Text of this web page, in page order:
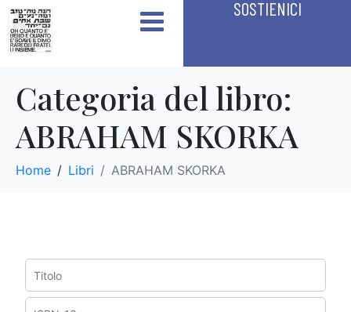
SOSTIENICI
Categoria del libro:
ABRAHAM SKORKA
Home Libri ABRAHAM SKORKA